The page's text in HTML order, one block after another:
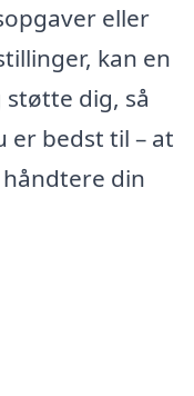
eller
kan en
dig, så
er bedst til – at
din